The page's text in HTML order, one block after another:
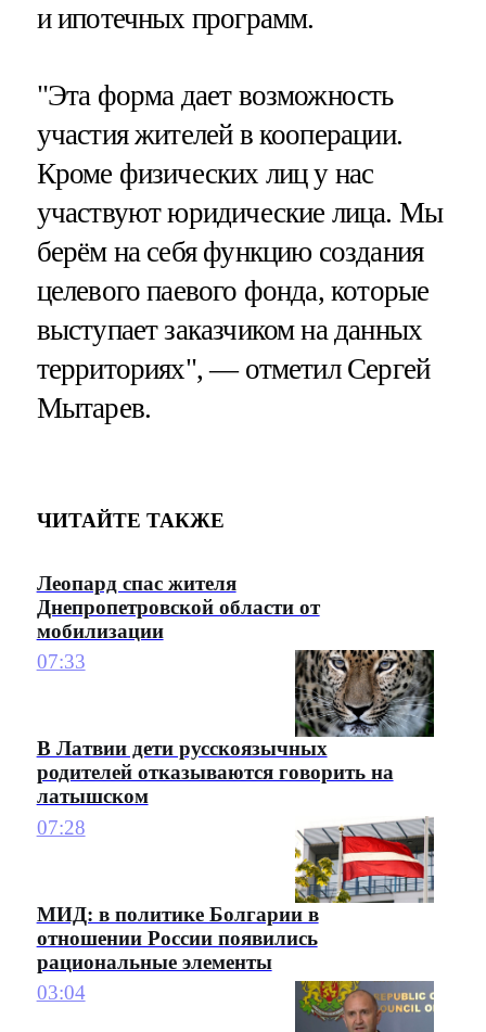
и ипотечных программ.
"Эта форма дает возможность
участия жителей в кооперации.
Кроме физических лиц у нас
участвуют юридические лица. Мы
берём на себя функцию создания
целевого паевого фонда, которые
выступает заказчиком на данных
территориях", — отметил Сергей
Мытарев.
ЧИТАЙТЕ ТАКЖЕ
Леопард спас жителя
Днепропетровской области от
мобилизации
07:33
В Латвии дети русскоязычных
родителей отказываются говорить на
латышском
07:28
МИД: в политике Болгарии в
отношении России появились
рациональные элементы
03:04